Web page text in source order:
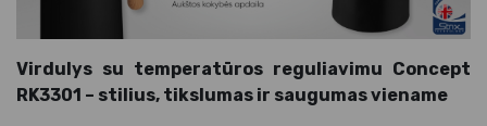
Virdulys su temperatūros reguliavimu Concept
RK3301 – stilius, tikslumas ir saugumas viename